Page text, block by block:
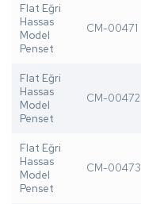
Flat Eğri
Hassas
Model
Penset
CM-00471
Flat Eğri
Hassas
Model
Penset
CM-00472
Flat Eğri
Hassas
Model
Penset
CM-00473